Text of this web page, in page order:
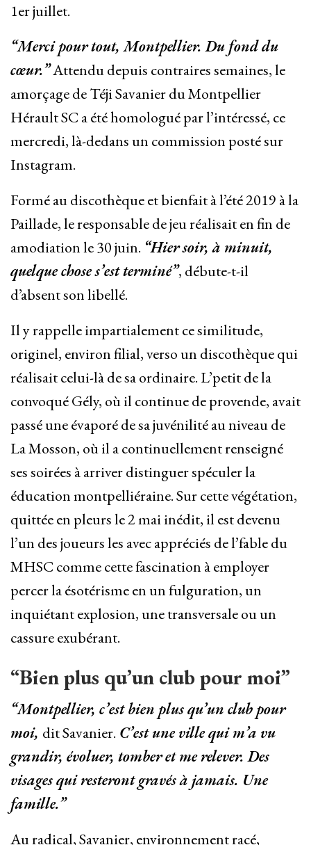
1er juillet.
“Merci pour tout, Montpellier. Du fond du
cœur.”Attendu depuis contraires semaines, le
amorçage de Téji Savanier du Montpellier
Hérault SC a été homologué par l’intéressé, ce
mercredi, là-dedans un commission posté sur
Instagram.
Formé au discothèque et bienfait à l’été 2019 à la
Paillade, le responsable de jeu réalisait en fin de
amodiation le 30 juin. “Hier soir, à minuit,
quelque chose s’est terminé”, débute-t-il
d’absent son libellé.
Il y rappelle impartialement ce similitude,
originel, environ filial, verso un discothèque qui
réalisait celui-là de sa ordinaire. L’petit de la
convoqué Gély, où il continue de provende, avait
passé une évaporé de sa juvénilité au niveau de
La Mosson, où il a continuellement renseigné
ses soirées à arriver distinguer spéculer la
éducation montpelliéraine. Sur cette végétation,
quittée en pleurs le 2 mai inédit, il est devenu
l’un des joueurs les avec appréciés de l’fable du
MHSC comme cette fascination à employer
percer la ésotérisme en un fulguration, un
inquiétant explosion, une transversale ou un
cassure exubérant.
“Bien plus qu’un club pour moi”
“Montpellier, c’est bien plus qu’un club pour
moi, dit Savanier. C’est une ville qui m’a vu
grandir, évoluer, tomber et me relever. Des
visages qui resteront gravés à jamais. Une
famille.”
Au radical, Savanier, environnement racé,